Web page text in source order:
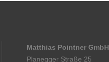
Matthias Pointner GmbH
Planegger Straße 25